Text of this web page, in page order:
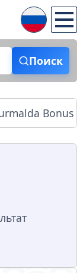
Поиск
Bonus